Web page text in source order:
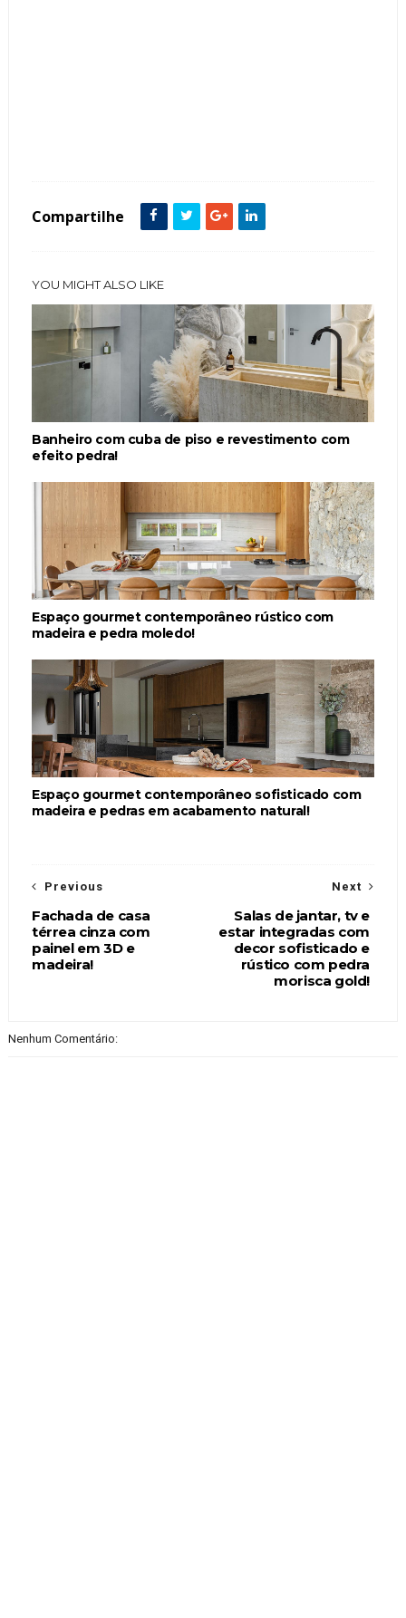
Compartilhe
YOU MIGHT ALSO LIKE
Banheiro com cuba de piso e revestimento com
efeito pedra!
Espaço gourmet contemporâneo rústico com
madeira e pedra moledo!
Espaço gourmet contemporâneo sofisticado com
madeira e pedras em acabamento natural!
Next
Salas de jantar, tv e
estar integradas com
decor sofisticado e
rústico com pedra
morisca gold!
Previous
Fachada de casa
térrea cinza com
painel em 3D e
madeira!
Nenhum Comentário: